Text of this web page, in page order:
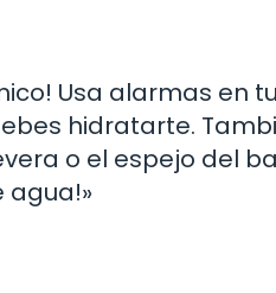
Usa alarmas en
hidratarte.
o el espejo del
agua!»